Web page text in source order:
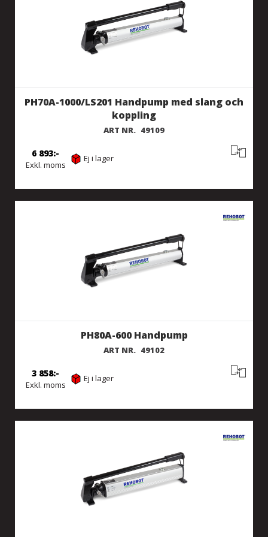
PH70A-1000/LS201 Handpump med slang och
koppling
ART NR. 49109
Exkl. moms
6 893 Ej i lager
PH80A-600 Handpump
ART NR. 49102
Exkl. moms
3 858 Ej i lager